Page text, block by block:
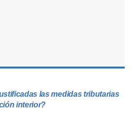
las medidas tributarias
interior?